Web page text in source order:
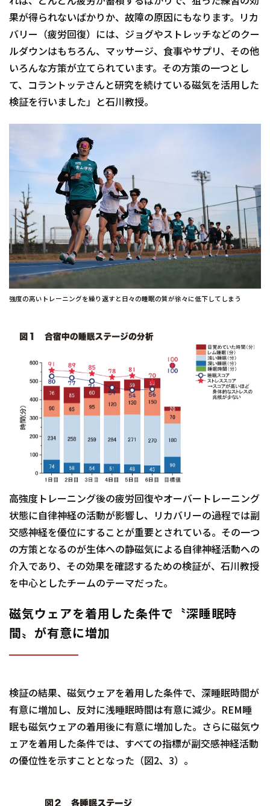
果が得られないばかりか、故障の原因にもなります。リカ
バリー（疲労回復）には、ジョグやストレッチなどのクー
ルダウンはもちろん、マッサージ、食事やサプリ、その他
いろんな方策が立てられています。その方策の一つとし
て、コラントッテさんと研究を続けている磁気を活用した
検証を行いました」と石川教授。
強度の高いトレーニングを繰り返すと日々の睡眠の質が徐々に低下してしまう
高強度トレーニング後の疲労回復やオーバートレーニング
状態に自律神経の活動が影響し、リカバリーの過程では副
交感神経を優位にすることが重要とされている。その一つ
の方策となるのが生体への静磁気による自律神経活動への
介入であり、その効果を確認するための検証が、石川教授
を中心としたチームのテーマだった。
磁気ウェアを着用した条件で〝深睡眠時
間〟が有意に増加
検証の結果、磁気ウェアを着用した条件で、深睡眠時間が
有意に増加し、反対に浅睡眠時間は有意に減少。REM睡
眠も磁気ウェアの着用後に有意に増加した。さらに磁気ウ
ェアを着用した条件では、すべての指標が副交感神経活動
の優位性を示すこととなった（図2、3）。